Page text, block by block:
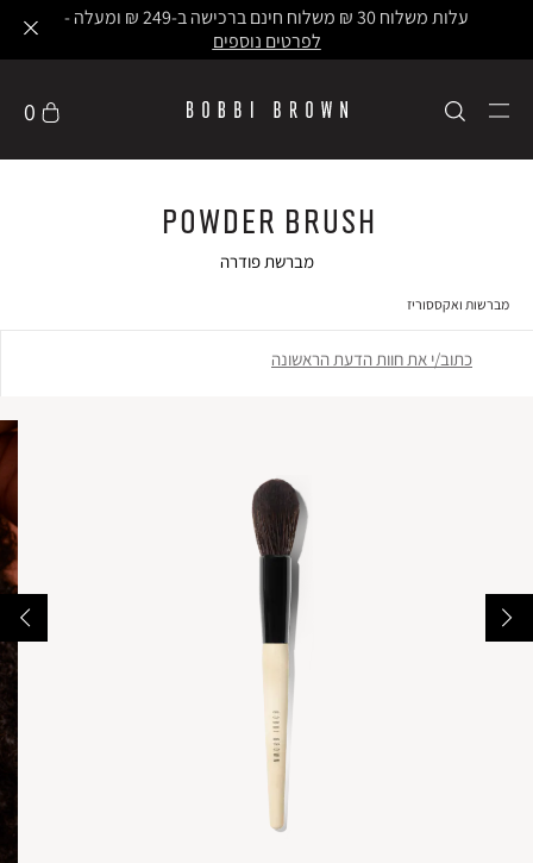
עלות משלוח 30 ₪ משלוח חינם ברכישה ב-249 ₪ ומעלה -
לפרטים נוספים
0
Powder Brush
מברשת פודרה
מברשות ואקססוריז
כתוב/י את חוות הדעת הראשונה